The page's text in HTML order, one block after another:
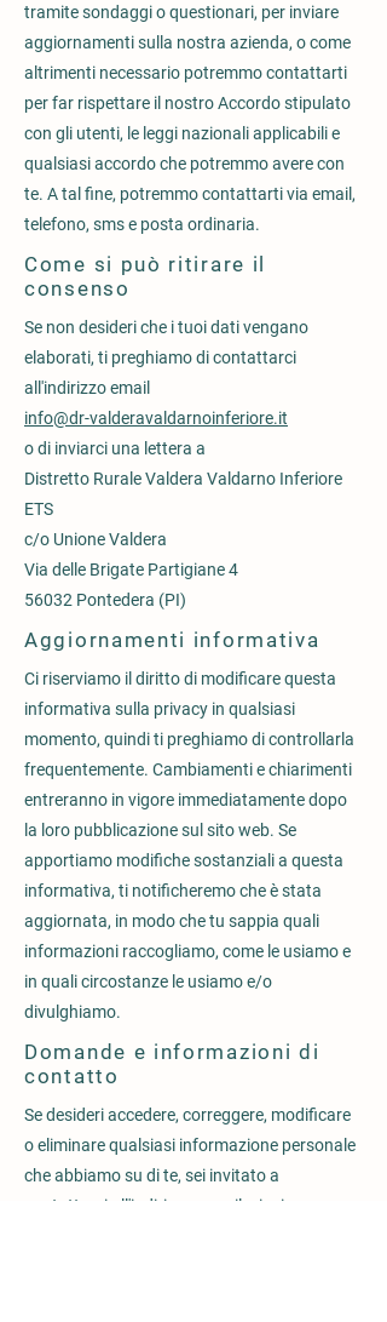
tramite sondaggi o questionari, per inviare
aggiornamenti sulla nostra azienda, o come
altrimenti necessario potremmo contattarti
per far rispettare il nostro Accordo stipulato
con gli utenti, le leggi nazionali applicabili e
qualsiasi accordo che potremmo avere con
te. A tal fine, potremmo contattarti via email,
telefono, sms e posta ordinaria.
Come si può ritirare il
consenso
Se non desideri che i tuoi dati vengano
elaborati, ti preghiamo di contattarci
all'indirizzo email
info@dr-valderavaldarnoinferiore.it
o di inviarci una lettera a
Distretto Rurale Valdera Valdarno Inferiore
ETS
c/o Unione Valdera
Via delle Brigate Partigiane 4
56032 Pontedera (PI)
Aggiornamenti informativa
Ci riserviamo il diritto di modificare questa
informativa sulla privacy in qualsiasi
momento, quindi ti preghiamo di controllarla
frequentemente. Cambiamenti e chiarimenti
entreranno in vigore immediatamente dopo
la loro pubblicazione sul sito web. Se
apportiamo modifiche sostanziali a questa
informativa, ti notificheremo che è stata
aggiornata, in modo che tu sappia quali
informazioni raccogliamo, come le usiamo e
in quali circostanze le usiamo e/o
divulghiamo.
Domande e informazioni di
contatto
Se desideri accedere, correggere, modificare
o eliminare qualsiasi informazione personale
che abbiamo su di te, sei invitato a
contattarci all'indirizzo e-mail o inviare una